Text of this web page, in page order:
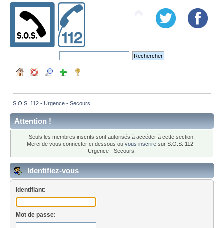
S.O.S. 112 - Urgence - Secours
Attention !
Seuls les membres inscrits sont autorisés à accéder à cette section.
Merci de vous connecter ci-dessous ou vous inscrire sur S.O.S. 112 -
Urgence - Secours.
Identifiez-vous
Identifiant:
Mot de passe: